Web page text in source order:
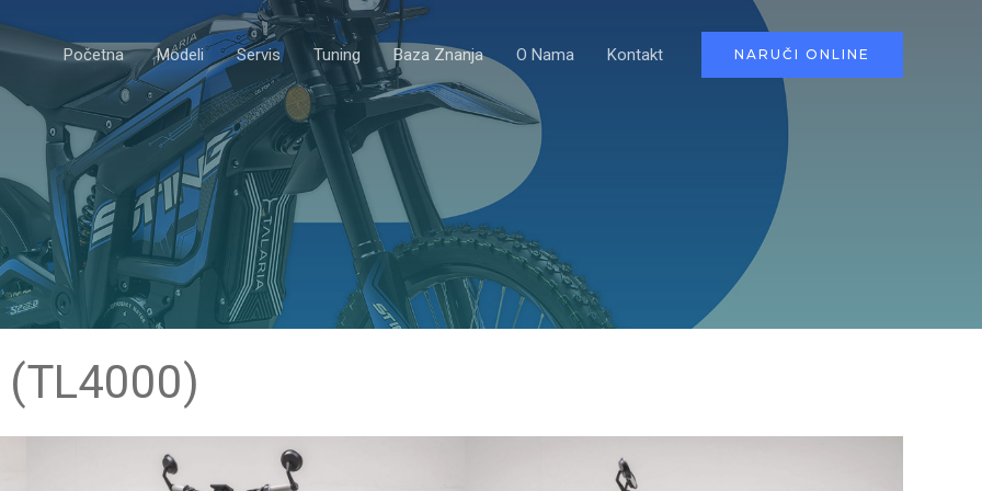
Početna Modeli Servis Tuning Baza Znanja O Nama Kontakt NARUČI ONLINE
(TL4000)